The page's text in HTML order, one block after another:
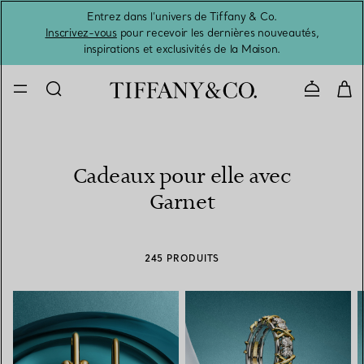
Entrez dans l’univers de Tiffany & Co.
Inscrivez-vouspour recevoir les dernières nouveautés,
inspirations et exclusivités de la Maison.
Cadeaux pour elle avec
Garnet
245 PRODUITS